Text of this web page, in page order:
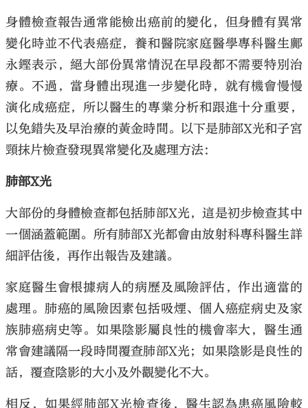
大公文匯
身體檢查報告通常能檢出癌前的變化，但身體有異常
變化時並不代表癌症，養和醫院家庭醫學專科醫生鄺
永鏗表示，絕大部份異常情況在早段都不需要特別治
療。不過，當身體出現進一步變化時，就有機會慢慢
演化成癌症，所以醫生的專業分析和跟進十分重要，
以免錯失及早治療的黃金時間。以下是肺部X光和子宮
頸抹片檢查發現異常變化及處理方法：
肺部X光
大部份的身體檢查都包括肺部X光，這是初步檢查其中
一個涵蓋範圍。所有肺部X光都會由放射科專科醫生詳
細評估後，再作出報告及建議。
家庭醫生會根據病人的病歷及風險評估，作出適當的
處理。肺癌的風險因素包括吸煙、個人癌症病史及家
族肺癌病史等。如果陰影屬良性的機會率大，醫生通
常會建議隔一段時間覆查肺部X光﹔如果陰影是良性的
話，覆查陰影的大小及外觀變化不大。
相反，如果經肺部X光檢查後，醫生認為患癌風險較